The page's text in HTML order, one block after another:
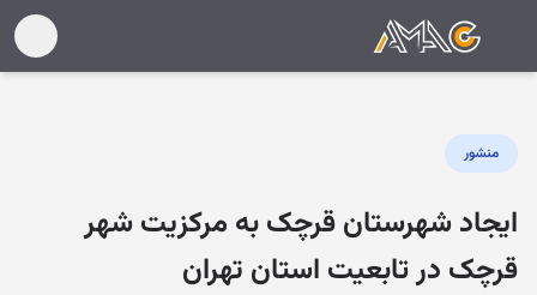
منشور
ایجاد شهرستان قرچک به مرکزیت شهر
قرچک در تابعیت استان تهران